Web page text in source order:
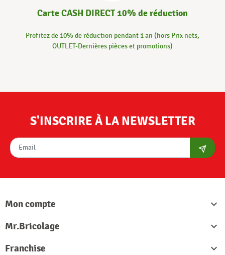
Carte CASH DIRECT 10% de réduction
Profitez de 10% de réduction pendant 1 an (hors Prix nets,
OUTLET-Dernières pièces et promotions)
S'INSCRIRE À LA NEWSLETTER
Mon compte

Mr.Bricolage

Franchise
